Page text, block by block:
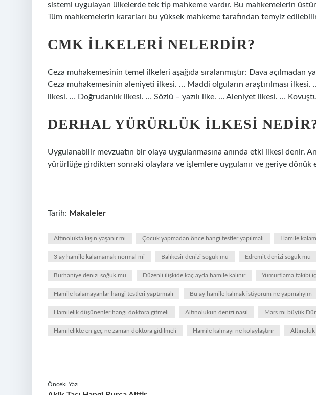
sistemi uygulayan ülkelerde tek tip mahkeme vardır. Bu mahkemelerin
Tüm mahkemelerin kararları bu yüksek mahkeme tarafından temyiz
CMK ILKELERI NELERDIR?
Ceza muhakemesinin temel ilkeleri aşağıda sıralanmıştır: Dava açılmadan
Ceza muhakemesinin aleniyeti ilkesi. … Maddi olguların araştırılması ilkesi.
ilkesi. … Doğrudanlık ilkesi. … Sözlü – yazılı ilke. … Aleniyet ilkesi. …
DERHAL YÜRÜRLÜK ILKESI
Uygulanabilir mevzuatın bir olaya uygulanmasına anında etki ilkesi denir.
yürürlüğe girdikten sonraki olaylara ve işlemlere uygulanır ve geriye dönük
Tarih: Makaleler
Altınolukta kışın yaşanır mı Çocuk yapmadan önce hangi testler yapılmalı Hamile
3 ay hamile kalamamak normal mi Balıkesir denizi soğuk mu Edremit denizi soğuk mu
Burhaniye denizi soğuk mu Düzenli ilişkide kaç ayda hamile kalınır Yumurtlama takibi
Hamile kalamayanlar hangi testleri yaptırmalı Bu ay hamile kalmak istiyorum ne yapmalıyım
Hamilelik düşünenler hangi doktora gitmeli Altınolukun denizi nasıl Mars mı büyük
Hamilelikte en geç ne zaman doktora gidilmeli Hamile kalmayı ne kolaylaştırır
Önceki Yazı